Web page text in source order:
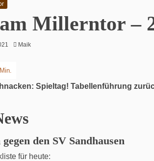
Millerntor –
Maik
Spieltag! Tabellenführung
den SV Sandhausen
für heute: